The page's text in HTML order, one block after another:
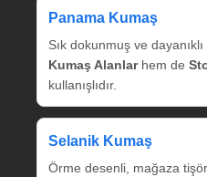
Panama Kumaş
Sık dokunmuş ve
Kumaş Alanlarhem de
kullanışlıdır.
Selanik Kumaş
Örme desenli, mağaza